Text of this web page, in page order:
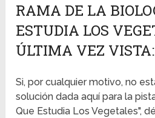
RAMA DE LA
ESTUDIA LOS
ÚLTIMA VEZ
Si, por cualquier motivo, no
solución dada aquí para la
Que Estudia Los Vegetales",